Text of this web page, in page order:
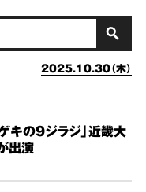
2025.10.30（木）
キの9ジラジ」近畿大
出演